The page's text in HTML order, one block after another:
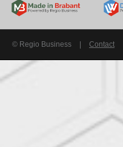
© Regio Business Contact